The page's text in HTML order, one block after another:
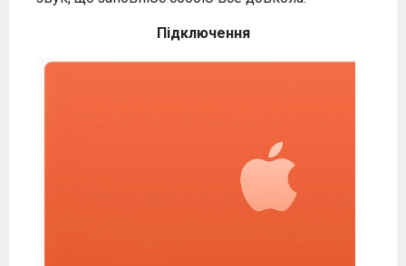
Підключення